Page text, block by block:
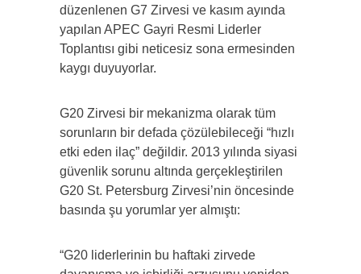
düzenlenen G7 Zirvesi ve kasım ayında
yapılan APEC Gayri Resmi Liderler
Toplantısı gibi neticesiz sona ermesinden
kaygı duyuyorlar.
G20 Zirvesi bir mekanizma olarak tüm
sorunların bir defada çözülebileceği “hızlı
etki eden ilaç” değildir. 2013 yılında siyasi
güvenlik sorunu altında gerçekleştirilen
G20 St. Petersburg Zirvesi’nin öncesinde
basında şu yorumlar yer almıştı:
“G20 liderlerinin bu haftaki zirvede